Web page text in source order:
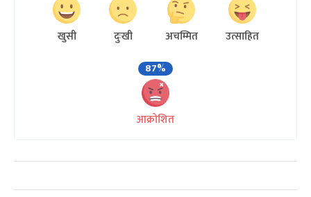
खुसी दुःखी अचम्मित
उत्साहित
87%
आक्रोशित